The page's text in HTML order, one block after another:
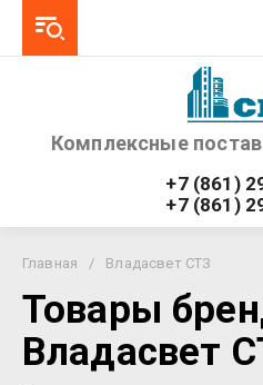
Комплексные
+7 (861)
+7 (861)
Главная / Владасвет СТЗ
Товары
Владасвет